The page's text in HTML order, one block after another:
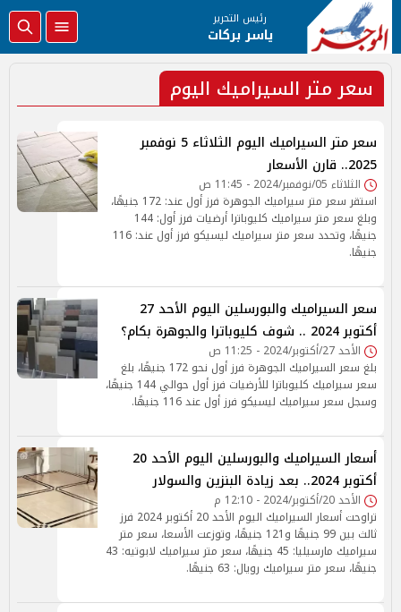
رئيس التحرير
ياسر بركات
سعر متر السيراميك اليوم
سعر متر السيراميك اليوم الثلاثاء 5 نوفمبر
2025.. قارن الأسعار
الثلاثاء 05/نوفمبر/2024 - 11:45 ص
استقر سعر متر سيراميك الجوهرة فرز أول عند: 172 جنيهًا،
وبلغ سعر متر سيراميك كليوباترا أرضيات فرز أول: 144
جنيهًا، وتحدد سعر متر سيراميك ليسيكو فرز أول عند: 116
جنيهًا.
سعر السيراميك والبورسلين اليوم الأحد 27
أكتوبر 2024 .. شوف كليوباترا والجوهرة بكام؟
الأحد 27/أكتوبر/2024 - 11:25 ص
بلغ سعر السيراميك الجوهرة فرز أول نحو 172 جنيهًا، بلغ
سعر سيراميك كليوباترا للأرضيات فرز أول حوالي 144 جنيهًا،
وسجل سعر سيراميك ليسيكو فرز أول عند 116 جنيهًا.
أسعار السيراميك والبورسلين اليوم الأحد 20
أكتوبر 2024.. بعد زيادة البنزين والسولار
الأحد 20/أكتوبر/2024 - 12:10 م
تراوحت أسعار السيراميك اليوم الأحد 20 أكتوبر 2024 فرز
ثالث بين 99 جنيهًا و121 جنيهًا، وتوزعت الأسعا، سعر متر
سيراميك مارسيليا: 45 جنيهًا، سعر متر سيراميك لابوتيه: 43
جنيهًا، سعر متر سيراميك رويال: 63 جنيهًا.